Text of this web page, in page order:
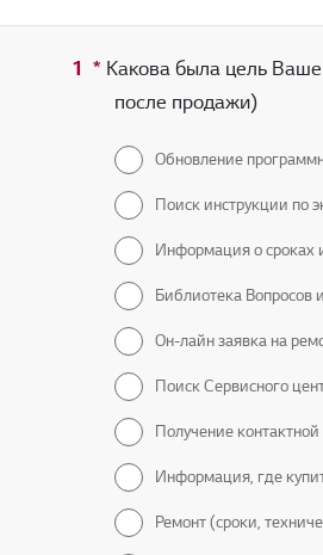
1 * Обязательное поле
Какова была цель
после продажи)
Обновление
Поиск инструкции по
Информация о сроках
Библиотека Вопросов
Он-лайн заявка на
Поиск Сервисного
Получение
Информация, где
Ремонт (сроки,